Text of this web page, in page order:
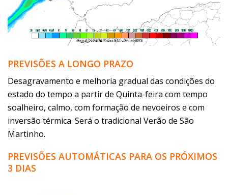
PREVISÕES A LONGO PRAZO
Desagravamento e melhoria gradual das condições do
estado do tempo a partir de Quinta-feira com tempo
soalheiro, calmo, com formação de nevoeiros e com
inversão térmica. Será o tradicional Verão de São
Martinho.
PREVISÕES AUTOMÁTICAS PARA OS PRÓXIMOS
3 DIAS